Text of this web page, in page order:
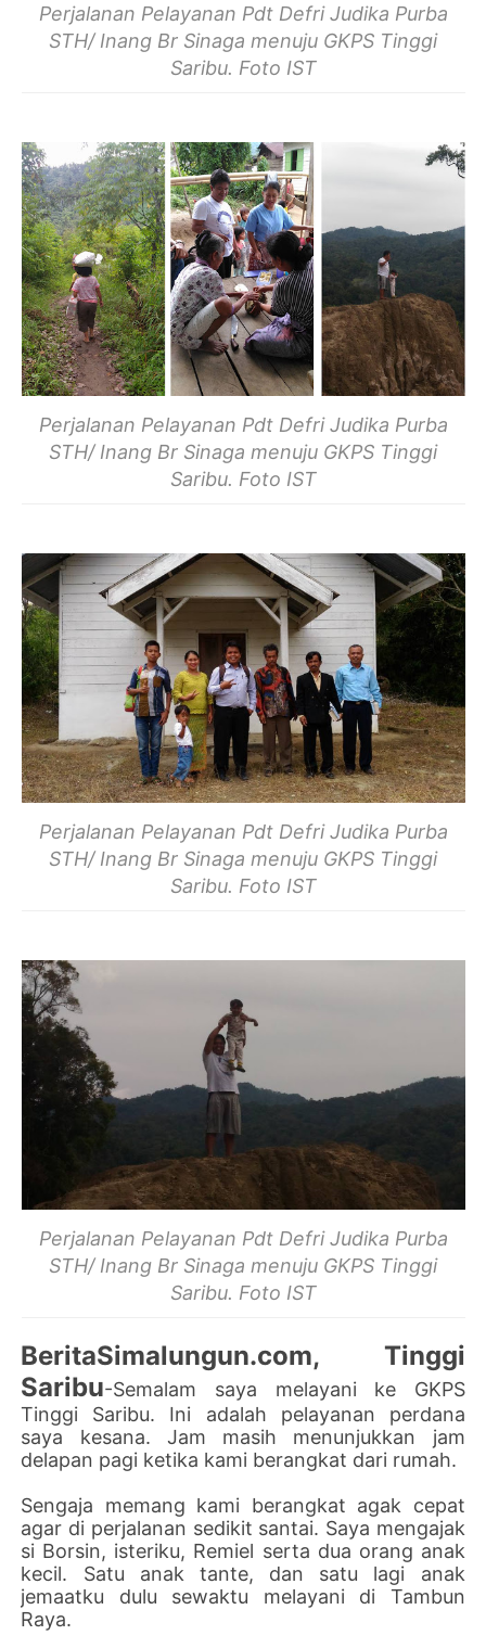
Perjalanan Pelayanan Pdt Defri Judika Purba
STH/ Inang Br Sinaga menuju GKPS Tinggi
Saribu. Foto IST
Perjalanan Pelayanan Pdt Defri Judika Purba
STH/ Inang Br Sinaga menuju GKPS Tinggi
Saribu. Foto IST
Perjalanan Pelayanan Pdt Defri Judika Purba
STH/ Inang Br Sinaga menuju GKPS Tinggi
Saribu. Foto IST
Perjalanan Pelayanan Pdt Defri Judika Purba
STH/ Inang Br Sinaga menuju GKPS Tinggi
Saribu. Foto IST
BeritaSimalungun.com, Tinggi
Saribu-Semalam saya melayani ke GKPS
Tinggi Saribu. Ini adalah pelayanan perdana
saya kesana. Jam masih menunjukkan jam
delapan pagi ketika kami berangkat dari rumah.
Sengaja memang kami berangkat agak cepat
agar di perjalanan sedikit santai. Saya mengajak
si Borsin, isteriku, Remiel serta dua orang anak
kecil. Satu anak tante, dan satu lagi anak
jemaatku dulu sewaktu melayani di Tambun
Raya.